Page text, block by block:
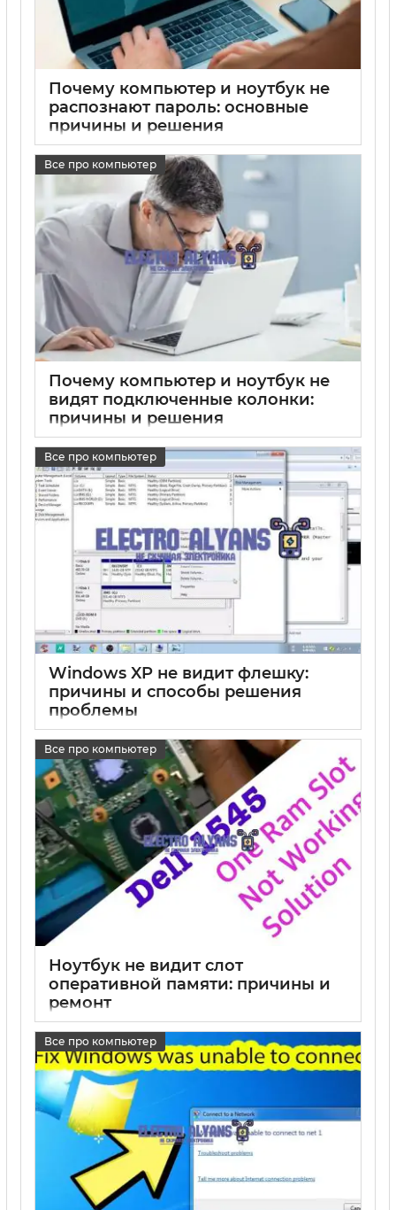
Почему компьютер и ноутбук не
распознают пароль: основные
причины и решения
17 05 2025 0
Все про компьютер
Почему компьютер и ноутбук не
видят подключенные колонки:
причины и решения
17 05 2025 0
Все про компьютер
Windows XP не видит флешку:
причины и способы решения
проблемы
17 05 2025 0
Все про компьютер
Ноутбук не видит слот
оперативной памяти: причины и
ремонт
17 05 2025 0
Все про компьютер